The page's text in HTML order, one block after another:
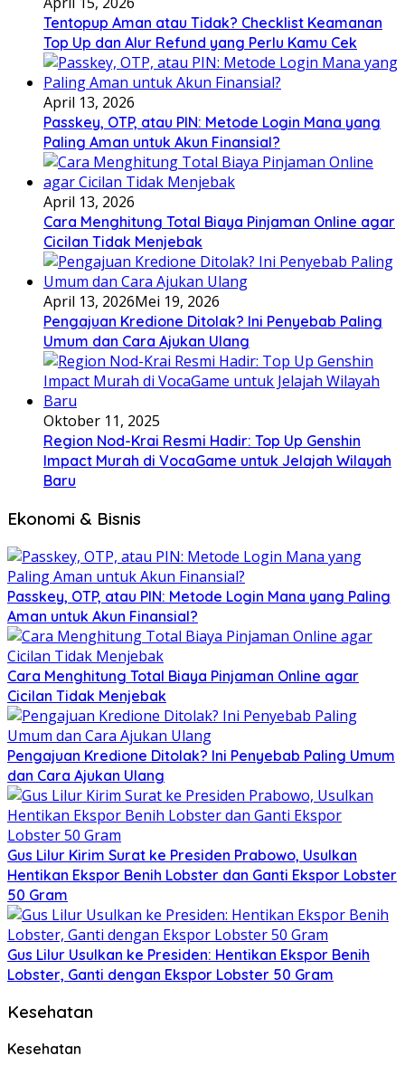
Tentopup Aman atau Tidak? Checklist Keamanan
Top Up dan Alur Refund yang Perlu Kamu Cek
April 13, 2026
Passkey, OTP, atau PIN: Metode Login Mana yang
Paling Aman untuk Akun Finansial?
April 13, 2026
Cara Menghitung Total Biaya Pinjaman Online agar
Cicilan Tidak Menjebak
April 13, 2026Mei 19, 2026
Pengajuan Kredione Ditolak? Ini Penyebab Paling
Umum dan Cara Ajukan Ulang
Oktober 11, 2025
Region Nod-Krai Resmi Hadir: Top Up Genshin
Impact Murah di VocaGame untuk Jelajah Wilayah
Baru
Ekonomi & Bisnis
Passkey, OTP, atau PIN: Metode Login Mana yang Paling
Aman untuk Akun Finansial?
Cara Menghitung Total Biaya Pinjaman Online agar
Cicilan Tidak Menjebak
Pengajuan Kredione Ditolak? Ini Penyebab Paling Umum
dan Cara Ajukan Ulang
Gus Lilur Kirim Surat ke Presiden Prabowo, Usulkan
Hentikan Ekspor Benih Lobster dan Ganti Ekspor Lobster
50 Gram
Gus Lilur Usulkan ke Presiden: Hentikan Ekspor Benih
Lobster, Ganti dengan Ekspor Lobster 50 Gram
Kesehatan
Kesehatan